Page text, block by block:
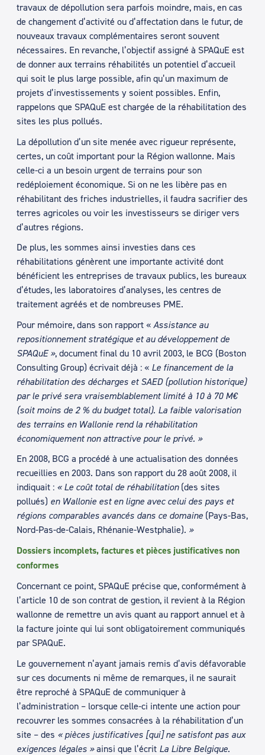
travaux de dépollution sera parfois moindre, mais, en cas
de changement d’activité ou d’affectation dans le futur, de
nouveaux travaux complémentaires seront souvent
nécessaires. En revanche, l’objectif assigné à SPAQuE est
de donner aux terrains réhabilités un potentiel d’accueil
qui soit le plus large possible, afin qu’un maximum de
projets d’investissements y soient possibles. Enfin,
rappelons que SPAQuE est chargée de la réhabilitation des
sites les plus pollués.
La dépollution d’un site menée avec rigueur représente,
certes, un coût important pour la Région wallonne. Mais
celle-ci a un besoin urgent de terrains pour son
redéploiement économique. Si on ne les libère pas en
réhabilitant des friches industrielles, il faudra sacrifier des
terres agricoles ou voir les investisseurs se diriger vers
d’autres régions.
De plus, les sommes ainsi investies dans ces
réhabilitations génèrent une importante activité dont
bénéficient les entreprises de travaux publics, les bureaux
d’études, les laboratoires d’analyses, les centres de
traitement agréés et de nombreuses PME.
Pour mémoire, dans son rapport « Assistance au
repositionnement stratégique et au développement de
SPAQuE », document final du 10 avril 2003, le BCG (Boston
Consulting Group) écrivait déjà : « Le financement de la
réhabilitation des décharges et SAED (pollution historique)
par le privé sera vraisemblablement limité à 10 à 70 M€
(soit moins de 2 % du budget total). La faible valorisation
des terrains en Wallonie rend la réhabilitation
économiquement non attractive pour le privé. »
En 2008, BCG a procédé à une actualisation des données
recueillies en 2003. Dans son rapport du 28 août 2008, il
indiquait : « Le coût total de réhabilitation (des sites
pollués) en Wallonie est en ligne avec celui des pays et
régions comparables avancés dans ce domaine (Pays-Bas,
Nord-Pas-de-Calais, Rhénanie-Westphalie). »
Dossiers incomplets, factures et pièces justificatives non
conformes
Concernant ce point, SPAQuE précise que, conformément à
l’article 10 de son contrat de gestion, il revient à la Région
wallonne de remettre un avis quant au rapport annuel et à
la facture jointe qui lui sont obligatoirement communiqués
par SPAQuE.
Le gouvernement n’ayant jamais remis d’avis défavorable
sur ces documents ni même de remarques, il ne saurait
être reproché à SPAQuE de communiquer à
l’administration – lorsque celle-ci intente une action pour
recouvrer les sommes consacrées à la réhabilitation d’un
site – des « pièces justificatives [qui] ne satisfont pas aux
exigences légales »ainsi que l’écrit La Libre Belgique.